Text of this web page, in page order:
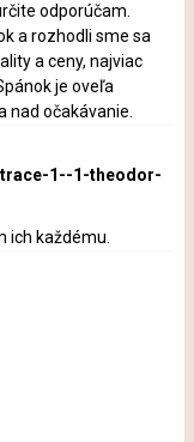
odporúčam.
a rozhodli sme sa
a ceny, najviac
je oveľa
nad očakávanie.
1--1-theodor-
ich každému.